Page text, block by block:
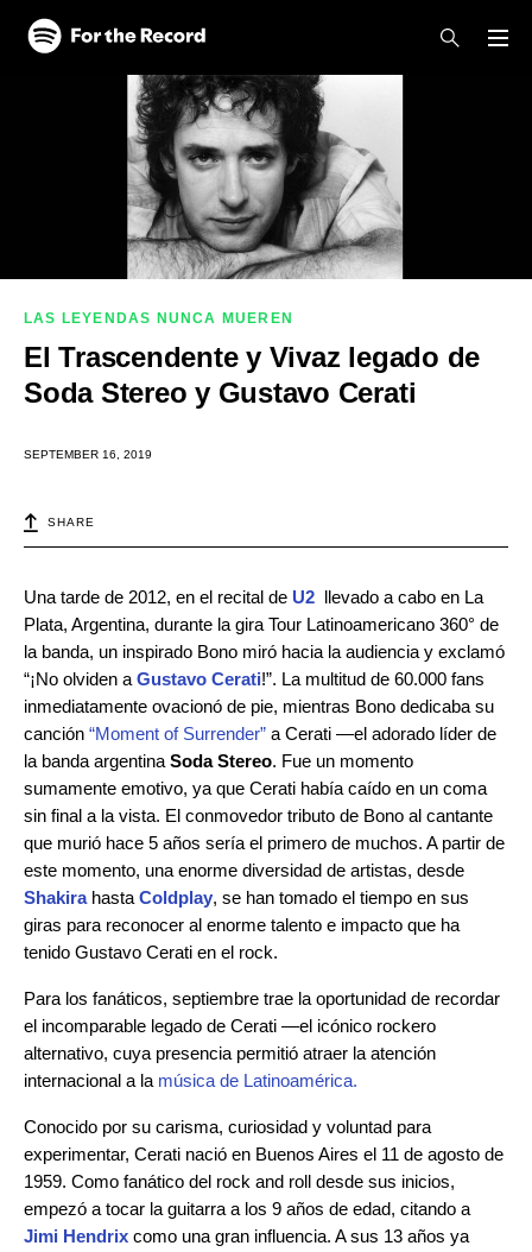
Skip to main content
Skip to footer
LAS LEYENDAS NUNCA MUEREN
El Trascendente y Vivaz legado de
Soda Stereo y Gustavo Cerati
SEPTEMBER 16, 2019
SHARE
Una tarde de 2012, en el recital de U2 llevado a cabo en La
Plata, Argentina, durante la gira Tour Latinoamericano 360° de
la banda, un inspirado Bono miró hacia la audiencia y exclamó
“¡No olviden a Gustavo Cerati!”. La multitud de 60.000 fans
inmediatamente ovacionó de pie, mientras Bono dedicaba su
canción “Moment of Surrender” a Cerati —el adorado líder de
la banda argentina Soda Stereo. Fue un momento
sumamente emotivo, ya que Cerati había caído en un coma
sin final a la vista. El conmovedor tributo de Bono al cantante
que murió hace 5 años sería el primero de muchos. A partir de
este momento, una enorme diversidad de artistas, desde
Shakira hasta Coldplay, se han tomado el tiempo en sus
giras para reconocer al enorme talento e impacto que ha
tenido Gustavo Cerati en el rock.
Para los fanáticos, septiembre trae la oportunidad de recordar
el incomparable legado de Cerati —el icónico rockero
alternativo, cuya presencia permitió atraer la atención
internacional a la música de Latinoamérica.
Conocido por su carisma, curiosidad y voluntad para
experimentar, Cerati nació en Buenos Aires el 11 de agosto de
1959. Como fanático del rock and roll desde sus inicios,
empezó a tocar la guitarra a los 9 años de edad, citando a
Jimi Hendrix como una gran influencia. A sus 13 años ya